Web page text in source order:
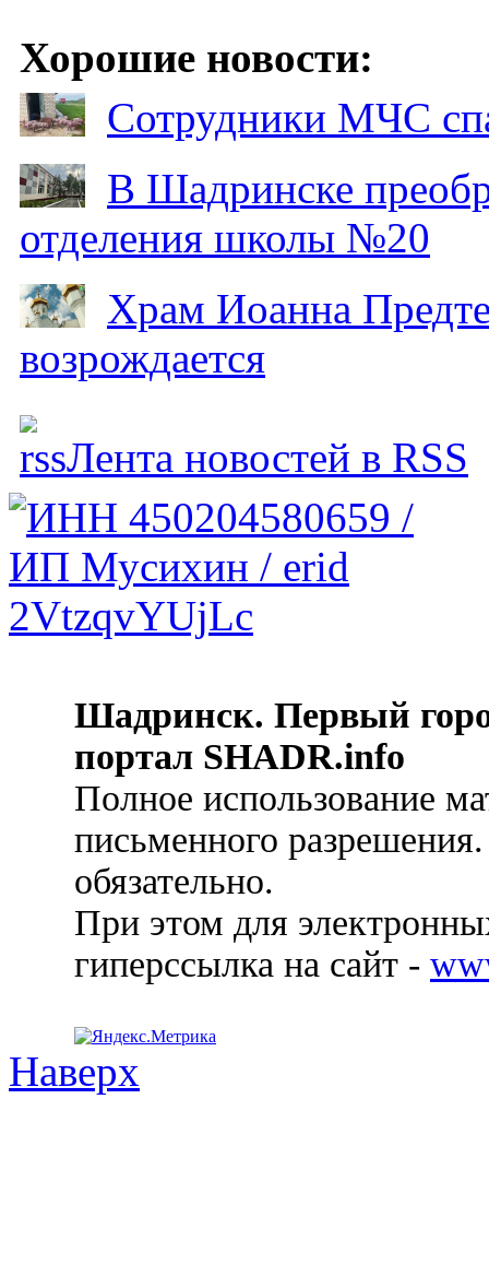
Хорошие новости:
Сотрудники МЧС
В Шадринске
отделения школы №20
Храм Иоанна
возрождается
Лента новостей в RSS
Шадринск. Первый
портал SHADR.info
Полное использование
письменного
обязательно.
При этом для
гиперссылка на сайт -
Наверх